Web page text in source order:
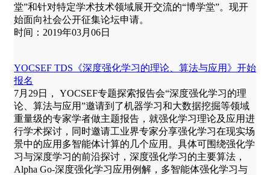
堂”和针对特定学术技术领域展开交流的“博学堂”。现开
始面向社会公开征集论坛申请。
时间：2019年03月06日
YOCSEF TDS《深度强化学习的理论、算法与应用》开始
报名
7月29日， YOCSEF专题探索报告会“深度强化学习的理
论、算法与应用”邀请到了机器学习和大数据挖掘等领域
重量级的专家学者做主题报告，就强化学习理论及应用进
行学术探讨，同时邀请工业界专家分享强化学习在现实场
景中的应用多智能体计算的几个应用。具体可围绕强化学
习与深度学习的前沿探讨，深度强化学习的主要算法，
Alpha Go-深度强化学习应用例解，多智能体强化学习与